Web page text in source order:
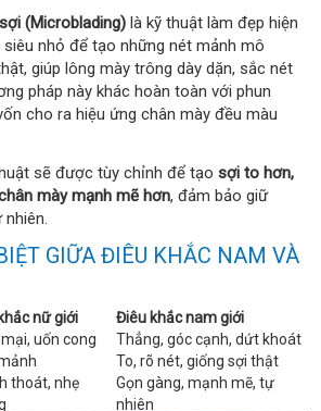
(Microblading) là kỹ thuật làm đẹp hiện
nhỏ để tạo những nét mảnh mô
giúp lông mày trông dày dặn, sắc nét
pháp này khác hoàn toàn với phun
cho ra hiệu ứng chân mày đều màu
sẽ được tùy chỉnh để tạo sợi to hơn,
mày mạnh mẽ hơn, đảm bảo giữ
GIỮA ĐIÊU KHẮC NAM VÀ
nữ giới
Điêu khắc nam giới
uốn cong
Thẳng, góc cạnh, dứt khoát
To, rõ nét, giống sợi thật
thoát, nhẹ
Gọn gàng, mạnh mẽ, tự
nhiên